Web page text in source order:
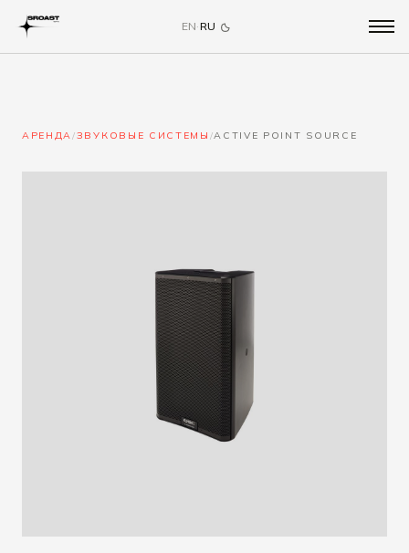
EN·RU
АРЕНДА/ЗВУКОВЫЕ СИСТЕМЫ /ACTIVE POINT SOURCE